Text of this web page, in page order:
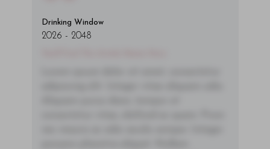
Drinking Window
2026 - 2048